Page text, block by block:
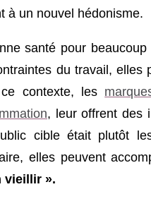
à un nouvel hédonisme.
santé pour
du travail, elles
contexte, les
, leur offrent des
cible était plutôt
elles peuvent
vieillir ».